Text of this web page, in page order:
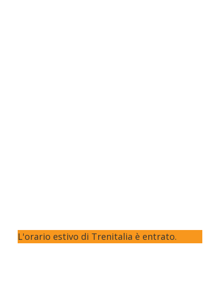
L'orario estivo di Trenitalia è entrato.